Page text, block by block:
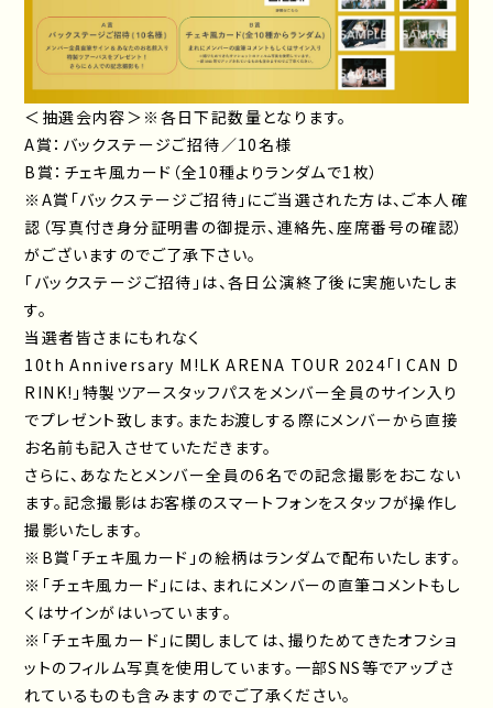
＜抽選会内容＞※各日下記数量となります。
A賞：バックステージご招待／10名様
B賞：チェキ風カード（全10種よりランダムで1枚）
※A賞「バックステージご招待」にご当選された方は、ご本人確
認（写真付き身分証明書の御提示、連絡先、座席番号の確認）
がございますのでご了承下さい。
「バックステージご招待」は、各日公演終了後に実施いたしま
す。
当選者皆さまにもれなく
10th Anniversary M!LK ARENA TOUR 2024「I CAN D
RINK!」特製ツアースタッフパスをメンバー全員のサイン入り
でプレゼント致します。またお渡しする際にメンバーから直接
お名前も記入させていただきます。
さらに、あなたとメンバー全員の6名での記念撮影をおこない
ます。記念撮影はお客様のスマートフォンをスタッフが操作し
撮影いたします。
※B賞「チェキ風カード」の絵柄はランダムで配布いたします。
※「チェキ風カード」には、まれにメンバーの直筆コメントもし
くはサインがはいっています。
※「チェキ風カード」に関しましては、撮りためてきたオフショ
ットのフィルム写真を使用しています。一部SNS等でアップさ
れているものも含みますのでご了承ください。